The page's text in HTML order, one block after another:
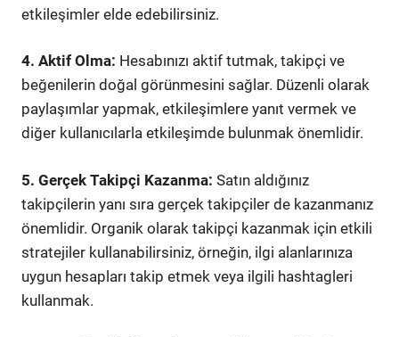
etkileşimler elde edebilirsiniz.
4. Aktif Olma: Hesabınızı aktif tutmak, takipçi ve
beğenilerin doğal görünmesini sağlar. Düzenli olarak
paylaşımlar yapmak, etkileşimlere yanıt vermek ve
diğer kullanıcılarla etkileşimde bulunmak önemlidir.
5. Gerçek Takipçi Kazanma: Satın aldığınız
takipçilerin yanı sıra gerçek takipçiler de kazanmanız
önemlidir. Organik olarak takipçi kazanmak için etkili
stratejiler kullanabilirsiniz, örneğin, ilgi alanlarınıza
uygun hesapları takip etmek veya ilgili hashtagleri
kullanmak.